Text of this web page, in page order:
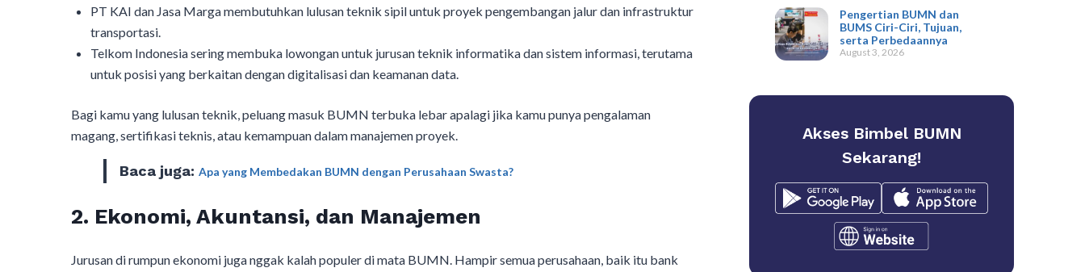
PT KAI dan Jasa Marga membutuhkan lulusan teknik sipil untuk proyek pengembangan jalur dan infrastruktur
transportasi.
Telkom Indonesia sering membuka lowongan untuk jurusan teknik informatika dan sistem informasi, terutama
untuk posisi yang berkaitan dengan digitalisasi dan keamanan data.
Bagi kamu yang lulusan teknik, peluang masuk BUMN terbuka lebar apalagi jika kamu punya pengalaman
magang, sertifikasi teknis, atau kemampuan dalam manajemen proyek.
Baca juga: Apa yang Membedakan BUMN dengan Perusahaan Swasta?
2. Ekonomi, Akuntansi, dan Manajemen
Jurusan di rumpun ekonomi juga nggak kalah populer di mata BUMN. Hampir semua perusahaan, baik itu bank
Pengertian BUMN dan
BUMS Ciri-Ciri, Tujuan,
serta Perbedaannya
August 3, 2026
Akses Bimbel BUMN
Sekarang!